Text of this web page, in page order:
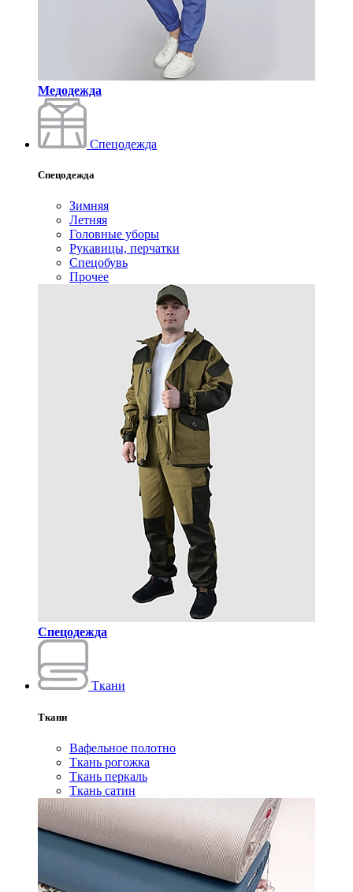
Медодежда
Спецодежда
Спецодежда
Зимняя
Летняя
Головные уборы
Рукавицы, перчатки
Спецобувь
Прочее
Спецодежда
Ткани
Ткани
Вафельное полотно
Ткань рогожка
Ткань перкаль
Ткань сатин